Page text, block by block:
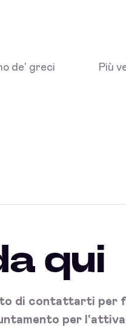
de' greci
Più
qui
di contattarti
per